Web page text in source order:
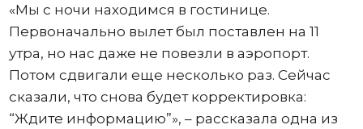
«Мы с ночи находимся в гостинице.
Первоначально вылет был поставлен на 11
утра, но нас даже не повезли в аэропорт.
Потом сдвигали еще несколько раз. Сейчас
сказали, что снова будет корректировка:
“Ждите информацию”», – рассказала одна из